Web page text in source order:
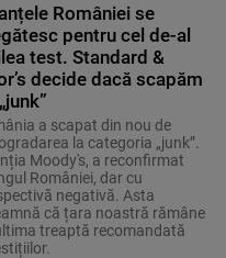
României se
pentru cel de-al
test. Standard &
decide dacă scapăm
a scapat din nou de
la categoria „junk”.
Moody's, a reconfirmat
României, dar cu
negativă. Asta
că țara noastră rămâne
treaptă recomandată